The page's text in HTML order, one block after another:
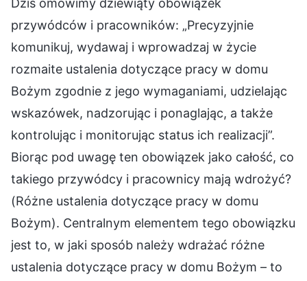
Dziś omówimy dziewiąty obowiązek
przywódców i pracowników: „Precyzyjnie
komunikuj, wydawaj i wprowadzaj w życie
rozmaite ustalenia dotyczące pracy w domu
Bożym zgodnie z jego wymaganiami, udzielając
wskazówek, nadzorując i ponaglając, a także
kontrolując i monitorując status ich realizacji”.
Biorąc pod uwagę ten obowiązek jako całość, co
takiego przywódcy i pracownicy mają wdrożyć?
(Różne ustalenia dotyczące pracy w domu
Bożym). Centralnym elementem tego obowiązku
jest to, w jaki sposób należy wdrażać różne
ustalenia dotyczące pracy w domu Bożym – to